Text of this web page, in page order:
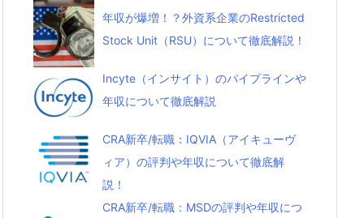
年収が爆増！？外資系企業のRestricted
Stock Unit（RSU）について徹底解説！
Incyte（インサイト）のパイプラインや
年収について徹底解説
CRA新卒/転職：IQVIA（アイキューヴ
ィア）の評判や年収について徹底解
説！
CRA新卒/転職：MSDの評判や年収につ